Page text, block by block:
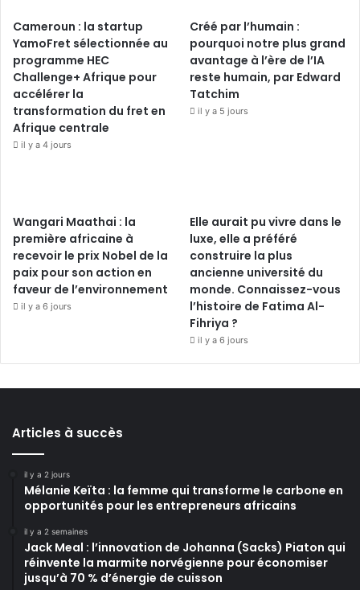
Cameroun : la startup
YamoFret sélectionnée au
programme HEC
Challenge+ Afrique pour
accélérer la
transformation du fret en
Afrique centrale
il y a 4 jours
Créé par l’humain :
pourquoi notre plus grand
avantage à l’ère de l’IA
reste humain, par Edward
Tatchim
il y a 5 jours
Wangari Maathai : la
première africaine à
recevoir le prix Nobel de la
paix pour son action en
faveur de l’environnement
il y a 6 jours
Elle aurait pu vivre dans le
luxe, elle a préféré
construire la plus
ancienne université du
monde. Connaissez-vous
l’histoire de Fatima Al-
Fihriya ?
il y a 6 jours
Articles à succès
il y a 2 jours
Mélanie Keïta : la femme qui transforme le carbone en
opportunités pour les entrepreneurs africains
il y a 2 semaines
Jack Meal : l’innovation de Johanna (Sacks) Piaton qui
réinvente la marmite norvégienne pour économiser
jusqu’à 70 % d’énergie de cuisson